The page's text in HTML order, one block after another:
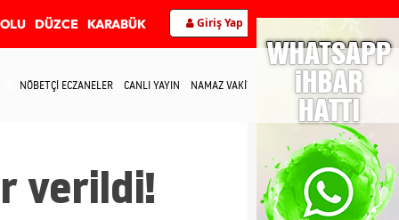
DÜZCE KARABÜK Giriş Yap
NÖBETÇİ ECZANELER CANLI YAYIN NAMAZ VAKİTLERİ İLETİŞİM
verildi!